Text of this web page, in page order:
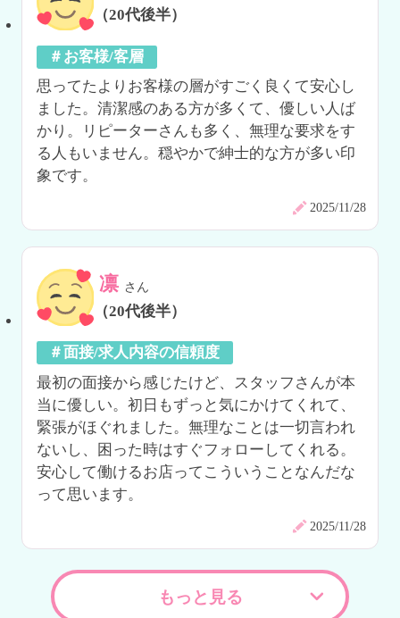
（20代後半）
＃お客様/客層
思ってたよりお客様の層がすごく良くて安心し
ました。清潔感のある方が多くて、優しい人ば
かり。リピーターさんも多く、無理な要求をす
る人もいません。穏やかで紳士的な方が多い印
象です。
2025/11/28
凛 さん
（20代後半）
＃面接/求人内容の信頼度
最初の面接から感じたけど、スタッフさんが本
当に優しい。初日もずっと気にかけてくれて、
緊張がほぐれました。無理なことは一切言われ
ないし、困った時はすぐフォローしてくれる。
安心して働けるお店ってこういうことなんだな
って思います。
2025/11/28
もっと見る